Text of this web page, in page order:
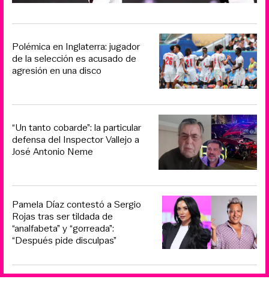
Polémica en Inglaterra: jugador
de la selección es acusado de
agresión en una disco
“Un tanto cobarde”: la particular
defensa del Inspector Vallejo a
José Antonio Neme
Pamela Díaz contestó a Sergio
Rojas tras ser tildada de
“analfabeta” y “gorreada”:
“Después pide disculpas”